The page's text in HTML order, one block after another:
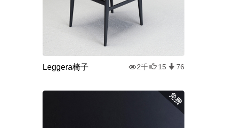
Leggera椅子 2千 15 76